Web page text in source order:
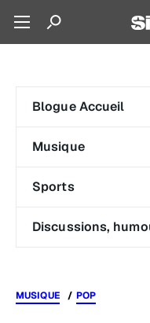
Blogue Accueil
Musique
Sports
Discussions,
MUSIQUE POP